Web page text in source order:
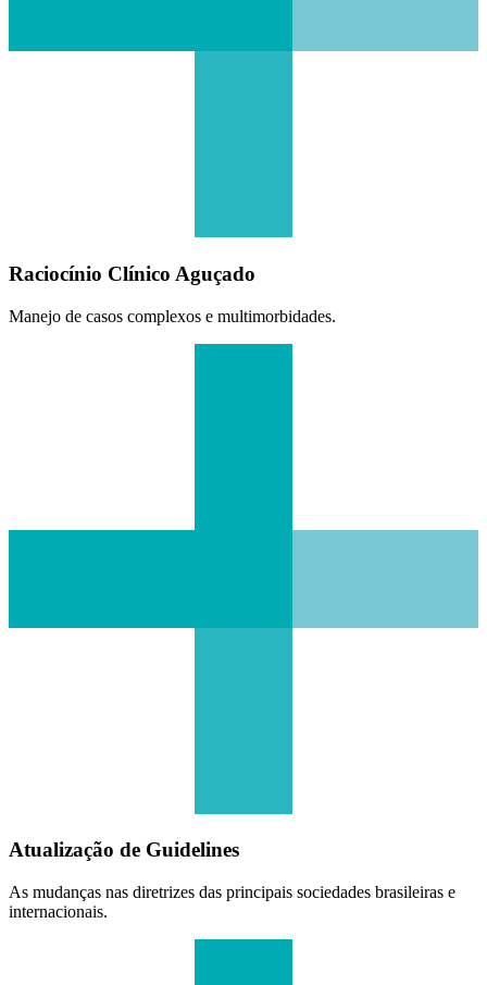
Raciocínio Clínico Aguçado
Manejo de casos complexos e multimorbidades.
Atualização de Guidelines
As mudanças nas diretrizes das principais sociedades brasileiras e
internacionais.